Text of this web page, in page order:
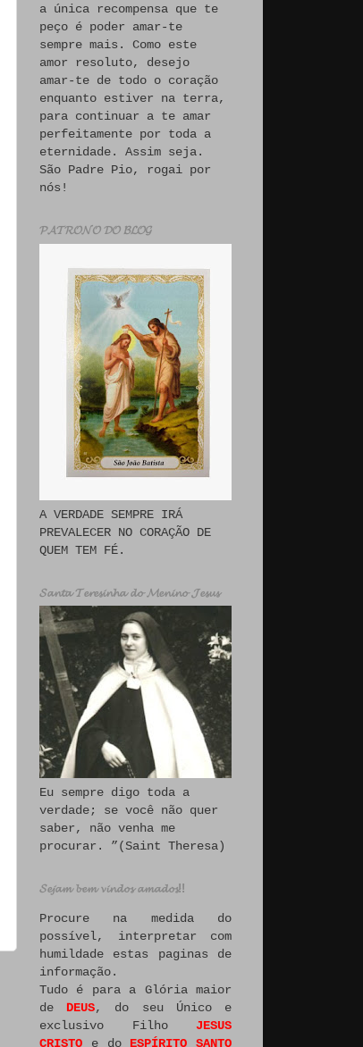
a única recompensa que te
peço é poder amar-te
sempre mais. Como este
amor resoluto, desejo
amar-te de todo o coração
enquanto estiver na terra,
para continuar a te amar
perfeitamente por toda a
eternidade. Assim seja.
São Padre Pio, rogai por
nós!
𝓟𝓐𝓣𝓡𝓞𝓝𝓞 𝓓𝓞 𝓑𝓛𝓞𝓖
A VERDADE SEMPRE IRÁ
PREVALECER NO CORAÇÃO DE
QUEM TEM FÉ.
𝓢𝓪𝓷𝓽𝓪 𝓣𝓮𝓻𝓮𝓼𝓲𝓷𝓱𝓪 𝓭𝓸 𝓜𝓮𝓷𝓲𝓷𝓸 𝓙𝓮𝓼𝓾𝓼
Eu sempre digo toda a
verdade; se você não quer
saber, não venha me
procurar. ”(Saint Theresa)
𝓢𝓮𝓳𝓪𝓶 𝓫𝓮𝓶 𝓿𝓲𝓷𝓭𝓸𝓼 𝓪𝓶𝓪𝓭𝓸𝓼!!
Procure na medida do
possível, interpretar com
humildade estas paginas de
informação.
Tudo é para a Glória maior
de DEUS, do seu Único e
exclusivo Filho JESUS
CRISTO e do ESPÍRITO SANTO